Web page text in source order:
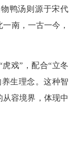
鸭汤则源于宋代
南，一古一今，
戏”，配合“立冬
生理念。这种智
容境界，体现中